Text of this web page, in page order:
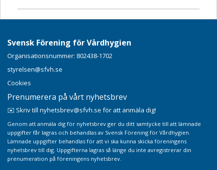
Svensk Förening för Vårdhygien
Organisationsnummer: 802438-1702
styrelsen@sfvh.se
Cookies
Prenumerera på vårt nyhetsbrev
✉️ Skriv till nyhetsbrev@sfvh.se för att anmäla dig!
Genom att anmäla dig för nyhetsbrev ger du ditt samtycke till att lämnade
uppgifter får lagras och behandlas av Svensk Förening för Vårdhygien.
Lämnade uppgifter behandlas för att vi ska kunna skicka föreningens
nyhetsbrev till dig. Uppgifterna lagras så länge du inte avregistrerar din
prenumeration på föreningens nyhetsbrev.